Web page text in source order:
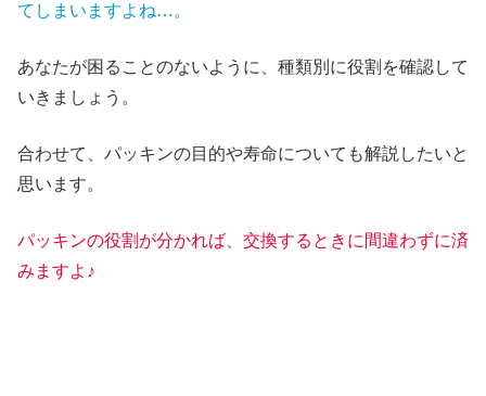
てしまいますよね…。
あなたが困ることのないように、種類別に役割を確認して
いきましょう。
合わせて、パッキンの目的や寿命についても解説したいと
思います。
パッキンの役割が分かれば、交換するときに間違わずに済
みますよ♪